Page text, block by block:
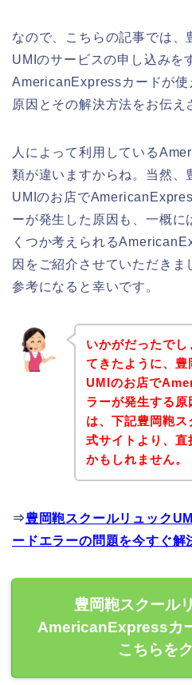
なので、こちらの記事では、
UMIのサービスの申し込みを
AmericanExpressカードが使
原因とその解決方法をお伝え
人によって利用している
類が違いますからね。当然、
UMIのお店で
ーが発生した原因も、一概に
くつか考えられる
因をご紹介させていただきま
参考になると幸いです。
いかがだったで
てきたように、豊
UMIのお店で
ラーが発生する
は、下記豊岡鞄
式サイトより、
かもしれません。
⇒豊岡鞄スクールリュック
ードエラーの問題を今すぐ解
豊岡鞄スクール
AmericanExpressカ
こちらを